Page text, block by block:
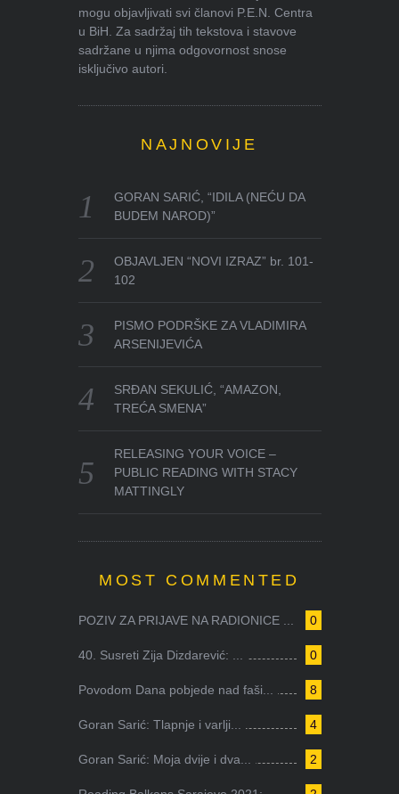
mogu objavljivati svi članovi P.E.N. Centra
u BiH. Za sadržaj tih tekstova i stavove
sadržane u njima odgovornost snose
isključivo autori.
NAJNOVIJE
GORAN SARIĆ, “IDILA (NEĆU DA
BUDEM NAROD)”
OBJAVLJEN “NOVI IZRAZ” br. 101-
102
PISMO PODRŠKE ZA VLADIMIRA
ARSENIJEVIĆA
SRĐAN SEKULIĆ, “AMAZON,
TREĆA SMENA”
RELEASING YOUR VOICE –
PUBLIC READING WITH STACY
MATTINGLY
MOST COMMENTED
0
POZIV ZA PRIJAVE NA RADIONICE ...
0
40. Susreti Zija Dizdarević: ...
8
Povodom Dana pobjede nad faši...
4
Goran Sarić: Tlapnje i varlji...
2
Goran Sarić: Moja dvije i dva...